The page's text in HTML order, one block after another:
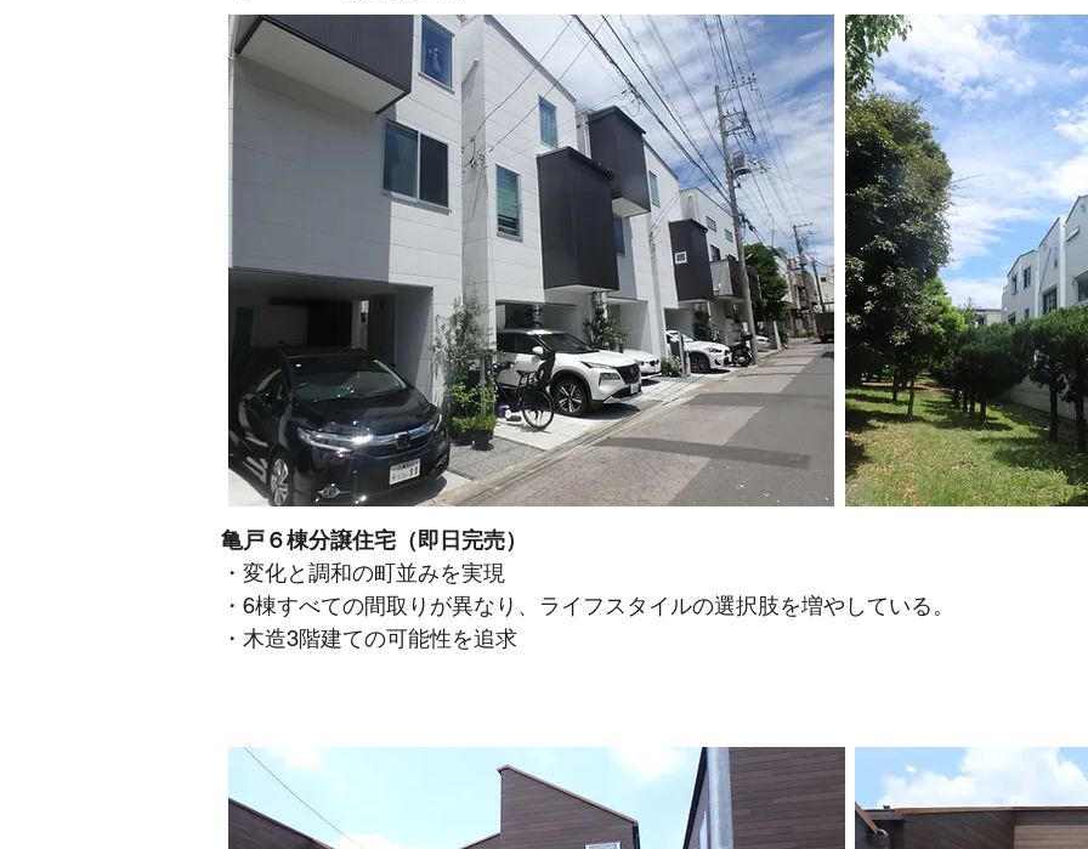
亀戸６棟分譲住宅（即日完売）
・変化と調和の町並みを実現
・6棟すべての間取りが異なり、ライフスタイルの選択肢を増やしている。
​・木造3階建ての可能性を追求